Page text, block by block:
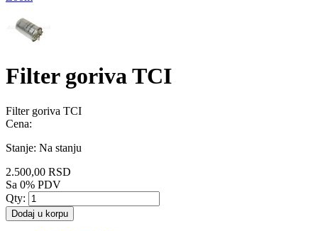
Filter goriva TCI
Filter goriva TCI
Cena:
Stanje: Na stanju
2.500,00 RSD
Sa 0% PDV
Qty:
Dodaj u korpu